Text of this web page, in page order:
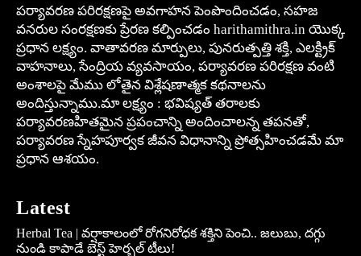
పర్యావరణ పరిరక్షణపై అవగాహన పెంపొందించడం, సహజ
వనరుల సంరక్షణకు ప్రేరణ కల్పించడం harithamithra.in యొక్క
ప్రధాన లక్ష్యం. వాతావరణ మార్పులు, పునరుత్పత్తి శక్తి, ఎలక్ట్రిక్
వాహనాలు, సేంద్రియ వ్యవసాయం, పర్యావరణ పరిరక్షణ వంటి
అంశాలపై మేము లోతైన విశ్లేషణాత్మక కథనాలను
అందిస్తున్నాము.మా లక్ష్యం : భవిష్యత్ తరాలకు
పర్యావరణహితమైన ప్రపంచాన్ని అందించాలన్న తపనతో,
పర్యావరణ స్నేహపూర్వక జీవన విధానాన్ని ప్రోత్సహించడమే మా
ప్రధాన ఆశయం.
Latest
Herbal Tea | వర్షాకాలంలో రోగనిరోధక శక్తిని పెంచి.. జలుబు, దగ్గు
నుండి కాపాడే బెస్ట్ హెర్బల్ టీలు!